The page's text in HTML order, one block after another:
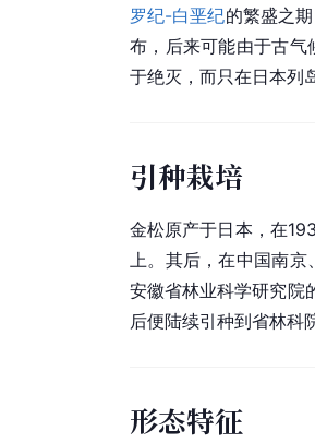
罗纪-白垩纪的繁盛之
布，后来可能由于古气
于绝灭，而只在日本列
引种栽培
金松原产于日本，在
上。其后，在中国南京
安徽省林业科学研究院
后便陆续引种到省林科
形态特征